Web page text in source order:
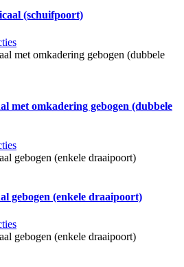
(schuifpoort)
met omkadering gebogen (dubbele
gebogen (enkele draaipoort)